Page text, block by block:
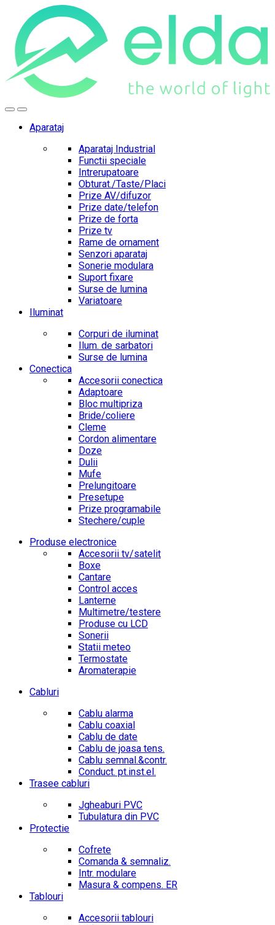
navigation
content
Aparataj
Aparataj Industrial
Functii speciale
Intrerupatoare
Obturat./Taste/Placi
Prize AV/difuzor
Prize date/telefon
Prize de forta
Prize tv
Rame de ornament
Senzori aparataj
Sonerie modulara
Suport fixare
Surse de lumina
Variatoare
Iluminat
Corpuri de iluminat
Ilum. de sarbatori
Surse de lumina
Conectica
Accesorii conectica
Adaptoare
Bloc multipriza
Bride/coliere
Cleme
Cordon alimentare
Doze
Dulii
Mufe
Prelungitoare
Presetupe
Prize programabile
Stechere/cuple
Produse electronice
Accesorii tv/satelit
Boxe
Cantare
Control acces
Lanterne
Multimetre/testere
Produse cu LCD
Sonerii
Statii meteo
Termostate
Aromaterapie
Cabluri
Cablu alarma
Cablu coaxial
Cablu de date
Cablu de joasa tens.
Cablu semnal.&contr.
Conduct. pt.inst.el.
Trasee cabluri
Jgheaburi PVC
Tubulatura din PVC
Protectie
Cofrete
Comanda & semnaliz.
Intr. modulare
Masura & compens. ER
Tablouri
Accesorii tablouri